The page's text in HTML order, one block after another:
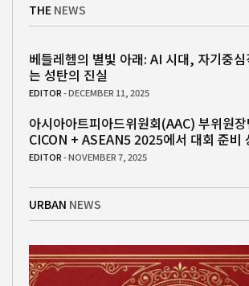
THE NEWS
베들레헴의 별빛 아래: AI 시대, 자기중
는 성탄의 진실
EDITOR- DECEMBER 11, 2025
아시아아트피아드위원회(AAC) 부위원
CICON + ASEAN5 2025에서 대회 준비
EDITOR- NOVEMBER 7, 2025
URBAN NEWS